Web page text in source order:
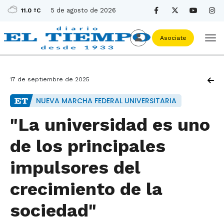
11.0 ºC 5 de agosto de 2026
Asociate
17 de septiembre de 2025
NUEVA MARCHA FEDERAL UNIVERSITARIA
"La universidad es uno
de los principales
impulsores del
crecimiento de la
sociedad"